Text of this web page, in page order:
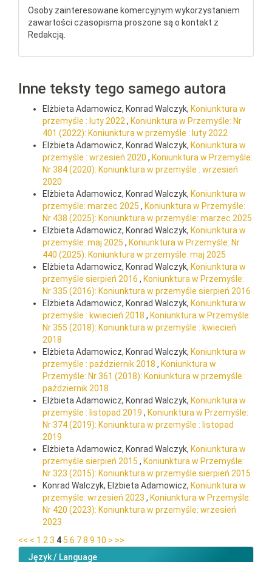
Osoby zainteresowane komercyjnym wykorzystaniem
zawartości czasopisma proszone są o kontakt z
Redakcją.
Inne teksty tego samego autora
Elżbieta Adamowicz, Konrad Walczyk, Koniunktura w
przemyśle : luty 2022 , Koniunktura w Przemyśle: Nr
401 (2022): Koniunktura w przemyśle : luty 2022
Elżbieta Adamowicz, Konrad Walczyk, Koniunktura w
przemyśle : wrzesień 2020 , Koniunktura w Przemyśle:
Nr 384 (2020): Koniunktura w przemyśle : wrzesień
2020
Elżbieta Adamowicz, Konrad Walczyk, Koniunktura w
przemyśle: marzec 2025 , Koniunktura w Przemyśle:
Nr 438 (2025): Koniunktura w przemyśle: marzec 2025
Elżbieta Adamowicz, Konrad Walczyk, Koniunktura w
przemyśle: maj 2025 , Koniunktura w Przemyśle: Nr
440 (2025): Koniunktura w przemyśle: maj 2025
Elżbieta Adamowicz, Konrad Walczyk, Koniunktura w
przemyśle sierpień 2016 , Koniunktura w Przemyśle:
Nr 335 (2016): Koniunktura w przemyśle sierpień 2016
Elżbieta Adamowicz, Konrad Walczyk, Koniunktura w
przemyśle : kwiecień 2018 , Koniunktura w Przemyśle:
Nr 355 (2018): Koniunktura w przemyśle : kwiecień
2018
Elżbieta Adamowicz, Konrad Walczyk, Koniunktura w
przemyśle : październik 2018 , Koniunktura w
Przemyśle: Nr 361 (2018): Koniunktura w przemyśle :
październik 2018
Elżbieta Adamowicz, Konrad Walczyk, Koniunktura w
przemyśle : listopad 2019 , Koniunktura w Przemyśle:
Nr 374 (2019): Koniunktura w przemyśle : listopad
2019
Elżbieta Adamowicz, Konrad Walczyk, Koniunktura w
przemyśle sierpień 2015 , Koniunktura w Przemyśle:
Nr 323 (2015): Koniunktura w przemyśle sierpień 2015
Konrad Walczyk, Elżbieta Adamowicz, Koniunktura w
przemyśle: wrzesień 2023 , Koniunktura w Przemyśle:
Nr 420 (2023): Koniunktura w przemyśle: wrzesień
2023
<< < 1 2 3 4 5 6 78 9 10 > >>
Język / Language